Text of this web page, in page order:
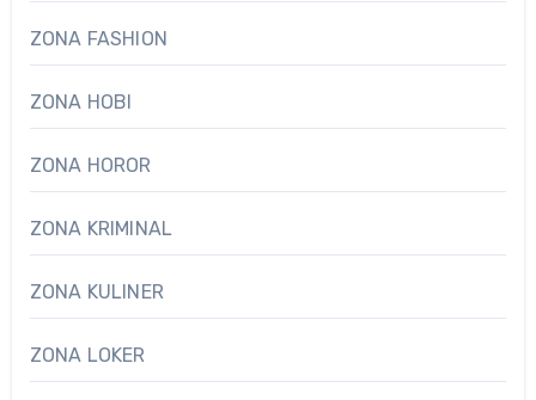
ZONA FASHION
ZONA HOBI
ZONA HOROR
ZONA KRIMINAL
ZONA KULINER
ZONA LOKER